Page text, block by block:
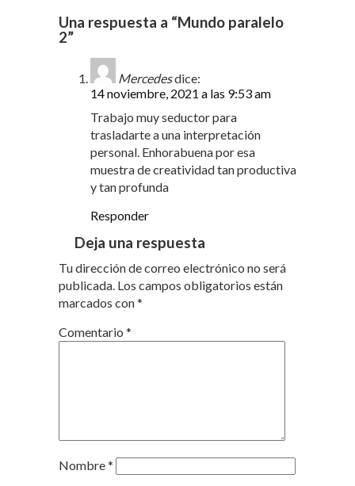
Una respuesta a “Mundo paralelo
2”
Mercedesdice:
14 noviembre, 2021 a las 9:53 am
Trabajo muy seductor para
trasladarte a una interpretación
personal. Enhorabuena por esa
muestra de creatividad tan productiva
y tan profunda
Responder
Deja una respuesta
Tu dirección de correo electrónico no será
publicada. Los campos obligatorios están
marcados con*
Comentario *
Nombre*